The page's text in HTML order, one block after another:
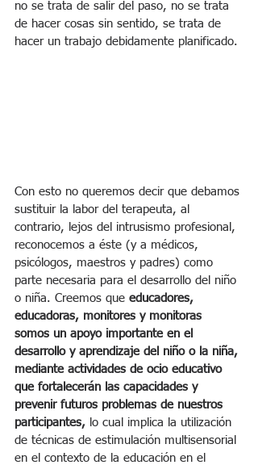
no se trata de salir del paso, no se trata
de hacer cosas sin sentido, se trata de
hacer un trabajo debidamente planificado.
Con esto no queremos decir que debamos
sustituir la labor del terapeuta, al
contrario, lejos del intrusismo profesional,
reconocemos a éste (y a médicos,
psicólogos, maestros y padres) como
parte necesaria para el desarrollo del niño
o niña. Creemos que educadores,
educadoras, monitores y monitoras
somos un apoyo importante en el
desarrollo y aprendizaje del niño o la niña,
mediante actividades de ocio educativo
que fortalecerán las capacidades y
prevenir futuros problemas de nuestros
participantes, lo cual implica la utilización
de técnicas de estimulación multisensorial
en el contexto de la educación en el